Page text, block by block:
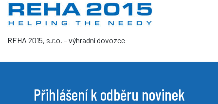
REHA 2015, s.r.o. – výhradní dovozce
Přihlášení k odběru novinek